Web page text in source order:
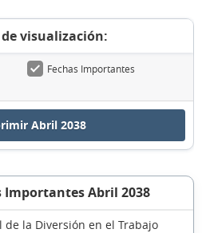
visualización:
Fechas Importantes
Abril 2038
Importantes Abril 2038
de la Diversión en el Trabajo